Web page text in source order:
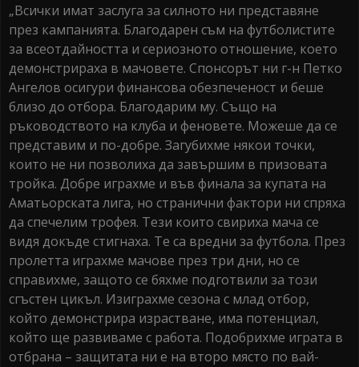
„Всички имат заслуга за силното ни представяне
през кампанията. Благодарен съм на футболистите
за всеотдайността и сериозното отношение, което
демонстрираха в мачовете. Спонсорът ни г-н Петко
Ангелов осигури финансова обезпеченост и беше
близо до отбора. Благодарим му. Също на
ръководството на клуба и феновете. Можеше да се
представим и по-добре. Загубихме някои точки,
които не ни позволиха да завършим в призовата
тройка. Добре играхме и във финала за купата на
Аматьорската лига, но странични фактори ни спряха
да спечелим трофея. Тези които свириха мача се
видя докъде стигнаха. Те са вредни за футбола. През
пролетта играхме мачове през три дни, но се
справихме, защото се бяхме подготвили за този
сгъстен цикъл. Изиграхме сезона с млад отбор,
който демонстрира израстване, има потенциал,
който ще развиваме с работа. Подобрихме играта в
отбрана – защитата ни е на второ място по вай-